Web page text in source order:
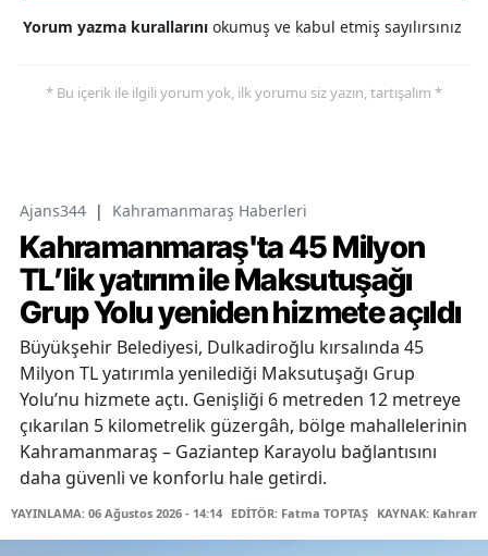
Yorum yazma kurallarını okumuş ve kabul etmiş sayılırsınız
* Bu içerik ile ilgili yorum yok, ilk yorumu siz yazın, tartışalım *
Ajans344 | Kahramanmaraş Haberleri
Kahramanmaraş'ta 45 Milyon
TL’lik yatırım ile Maksutuşağı
Grup Yolu yeniden hizmete açıldı
Büyükşehir Belediyesi, Dulkadiroğlu kırsalında 45
Milyon TL yatırımla yenilediği Maksutuşağı Grup
Yolu’nu hizmete açtı. Genişliği 6 metreden 12 metreye
çıkarılan 5 kilometrelik güzergâh, bölge mahallelerinin
Kahramanmaraş – Gaziantep Karayolu bağlantısını
daha güvenli ve konforlu hale getirdi.
YAYINLAMA: 06 Ağustos 2026 - 14:14 EDİTÖR: Fatma TOPTAŞ KAYNAK: